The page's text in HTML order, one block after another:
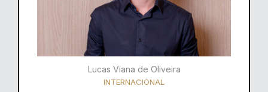
Lucas Viana de Oliveira
INTERNACIONAL